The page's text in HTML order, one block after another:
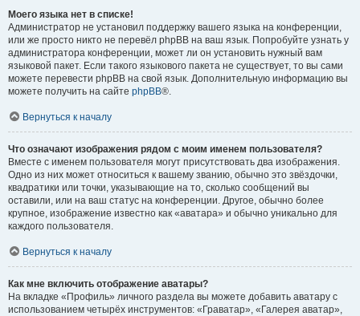
Моего языка нет в списке!
Администратор не установил поддержку вашего языка на конференции,
или же просто никто не перевёл phpBB на ваш язык. Попробуйте узнать у
администратора конференции, может ли он установить нужный вам
языковой пакет. Если такого языкового пакета не существует, то вы сами
можете перевести phpBB на свой язык. Дополнительную информацию вы
можете получить на сайте phpBB®.
Вернуться к началу
Что означают изображения рядом с моим именем пользователя?
Вместе с именем пользователя могут присутствовать два изображения.
Одно из них может относиться к вашему званию, обычно это звёздочки,
квадратики или точки, указывающие на то, сколько сообщений вы
оставили, или на ваш статус на конференции. Другое, обычно более
крупное, изображение известно как «аватара» и обычно уникально для
каждого пользователя.
Вернуться к началу
Как мне включить отображение аватары?
На вкладке «Профиль» личного раздела вы можете добавить аватару с
использованием четырёх инструментов: «Граватар», «Галерея аватар»,